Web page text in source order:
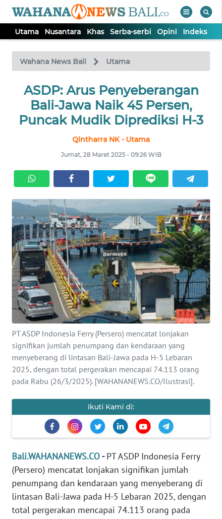
Utama Nusantara Khas Serba-serbi Opini Indeks
Wahana News Bali Utama
ASDP: Arus Penyeberangan
Bali-Jawa Naik 45 Persen,
Puncak Mudik Diprediksi H-3
Qintharra NK - Utama
Jumat, 28 Maret 2025 - 09:26 WIB
PT ASDP Indonesia Ferry (Persero) mencatat lonjakan
signifikan jumlah penumpang dan kendaraan yang
menyeberang di lintasan Bali-Jawa pada H-5 Lebaran
2025, dengan total pergerakan mencapai 74.113 orang
pada Rabu (26/3/2025). [WAHANANEWS.CO/Ilustrasi].
Ikuti Kami di:
Bali.WAHANANEWS.CO -PT ASDP Indonesia Ferry
(Persero) mencatat lonjakan signifikan jumlah
penumpang dan kendaraan yang menyeberang di
lintasan Bali-Jawa pada H-5 Lebaran 2025, dengan
total pergerakan mencapai 74.113 orang pada
TV
Tutup
UTAMA
NUSANTARA
SERBA-
SERBI
Informasi
INDEKS
BERITA
KONTAK
KAMI
INFO
IKLAN
TENTANG
KAMI
MEDIA
REDAKSI
DISCLAIMER